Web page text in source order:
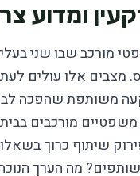
ומדוע
מורכב שבו שני
אלו עולים
משותפת שהפכה
משפטיים מורכבים
שיתוף כרוך
מה הערך